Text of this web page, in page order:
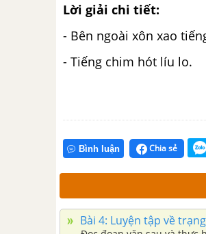
Lời giải chi tiết:
- Bên ngoài xôn xao
- Tiếng chim hót líu lo.
Bình luận Chia sẻ
Bài 4: Luyện tập về